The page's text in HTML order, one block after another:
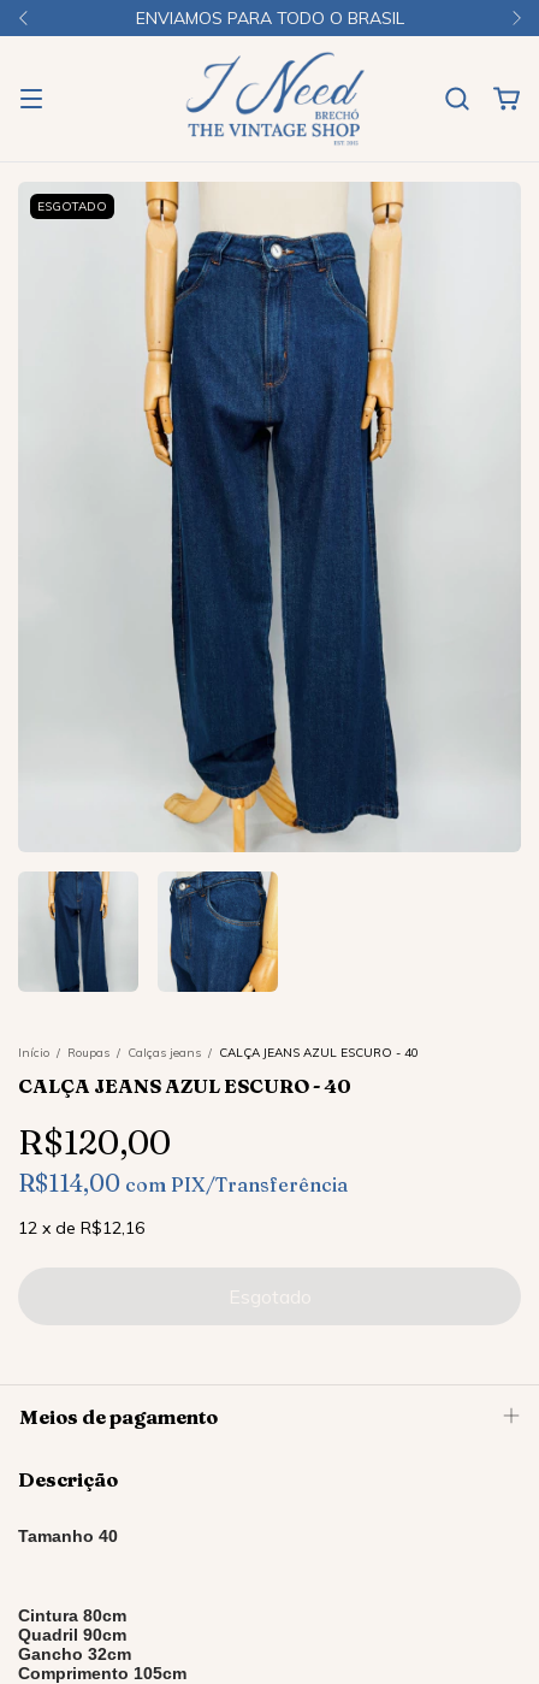
ENVIAMOS PARA TODO O BRASIL
ESGOTADO
Início / Roupas / Calças jeans / CALÇA JEANS AZUL ESCURO - 40
CALÇA JEANS AZUL ESCURO - 40
R$120,00
R$114,00 com PIX/Transferência
12 x de R$12,16
Meios de pagamento
Descrição
Tamanho 40
Cintura 80cm
Quadril 90cm
Gancho 32cm
Comprimento 105cm